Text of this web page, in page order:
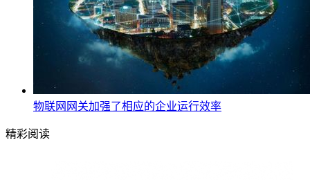
物联网网关加强了相应的企业运行效率
精彩阅读